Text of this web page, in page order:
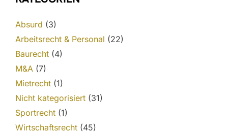
Absurd (3)
Arbeitsrecht & Personal (22)
Baurecht (4)
M&A (7)
Mietrecht (1)
Nicht kategorisiert (31)
Sportrecht (1)
Wirtschaftsrecht (45)